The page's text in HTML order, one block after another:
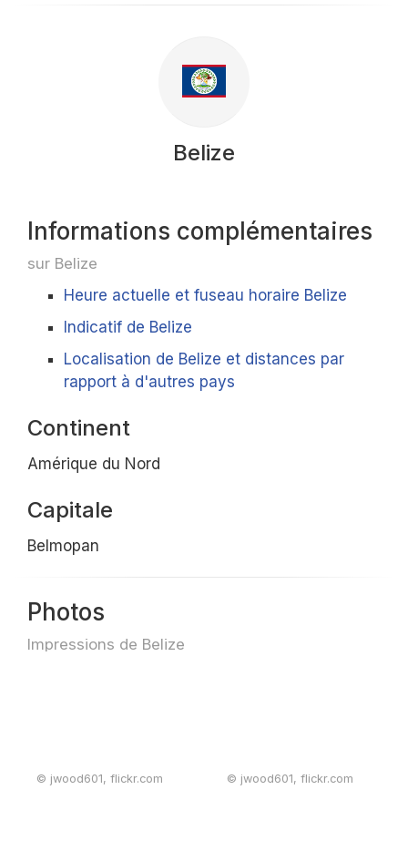
Belize
Informations complémentaires
sur Belize
Heure actuelle et fuseau horaire Belize
Indicatif de Belize
Localisation de Belize et distances par
rapport à d'autres pays
Continent
Amérique du Nord
Capitale
Belmopan
Photos
Impressions de Belize
© jwood601, flickr.com © jwood601, flickr.com